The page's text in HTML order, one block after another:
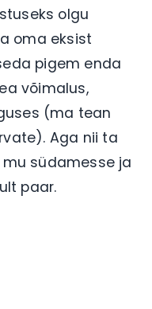
olgu
oma eksist
pigem enda
võimalus,
(ma tean
Aga nii ta
südamesse ja
paar.